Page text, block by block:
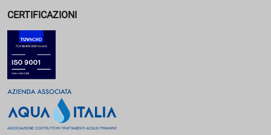
CERTIFICAZIONI